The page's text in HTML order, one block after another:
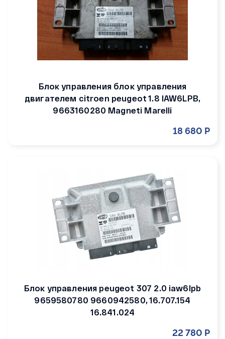
Блок управления блок управления
двигателем citroen peugeot 1.8 IAW6LPB,
9663160280 Magneti Marelli
18 680 Р
Блок управления peugeot 307 2.0 iaw6lpb
9659580780 9660942580, 16.707.154
16.841.024
22 780 Р